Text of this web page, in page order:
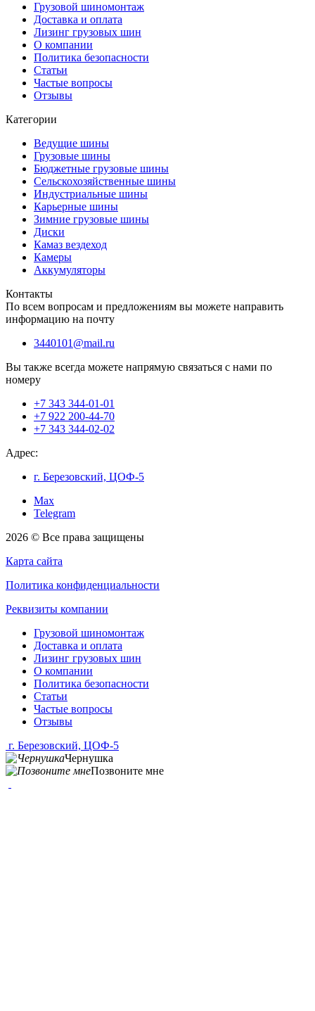
Грузовой шиномонтаж
Доставка и оплата
Лизинг грузовых шин
О компании
Политика безопасности
Статьи
Частые вопросы
Отзывы
Категории
Ведущие шины
Грузовые шины
Бюджетные грузовые шины
Сельскохозяйственные шины
Индустриальные шины
Карьерные шины
Зимние грузовые шины
Диски
Камаз вездеход
Камеры
Аккумуляторы
Контакты
По всем вопросам и предложениям вы можете направить
информацию на почту
3440101@mail.ru
Вы также всегда можете напрямую связаться с нами по
номеру
+7 343 344-01-01
+7 922 200-44-70
+7 343 344-02-02
Адрес:
г. Березовский, ЦОФ-5
Max
Telegram
2026 © Все права защищены
Карта сайта
Политика конфиденциальности
Реквизиты компании
Грузовой шиномонтаж
Доставка и оплата
Лизинг грузовых шин
О компании
Политика безопасности
Статьи
Частые вопросы
Отзывы
г. Березовский, ЦОФ-5
Чернушка
Позвоните мне